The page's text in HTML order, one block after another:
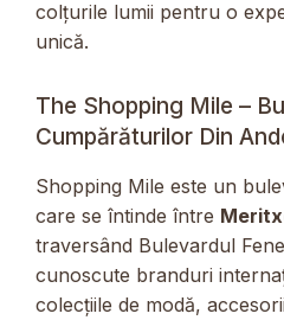
colțurile lumii pentru o
unică.
The Shopping Mile –
Cumpărăturilor Din
Shopping Mile este un
care se întinde între
traversând Bulevardul
cunoscute branduri
colecțiile de modă,